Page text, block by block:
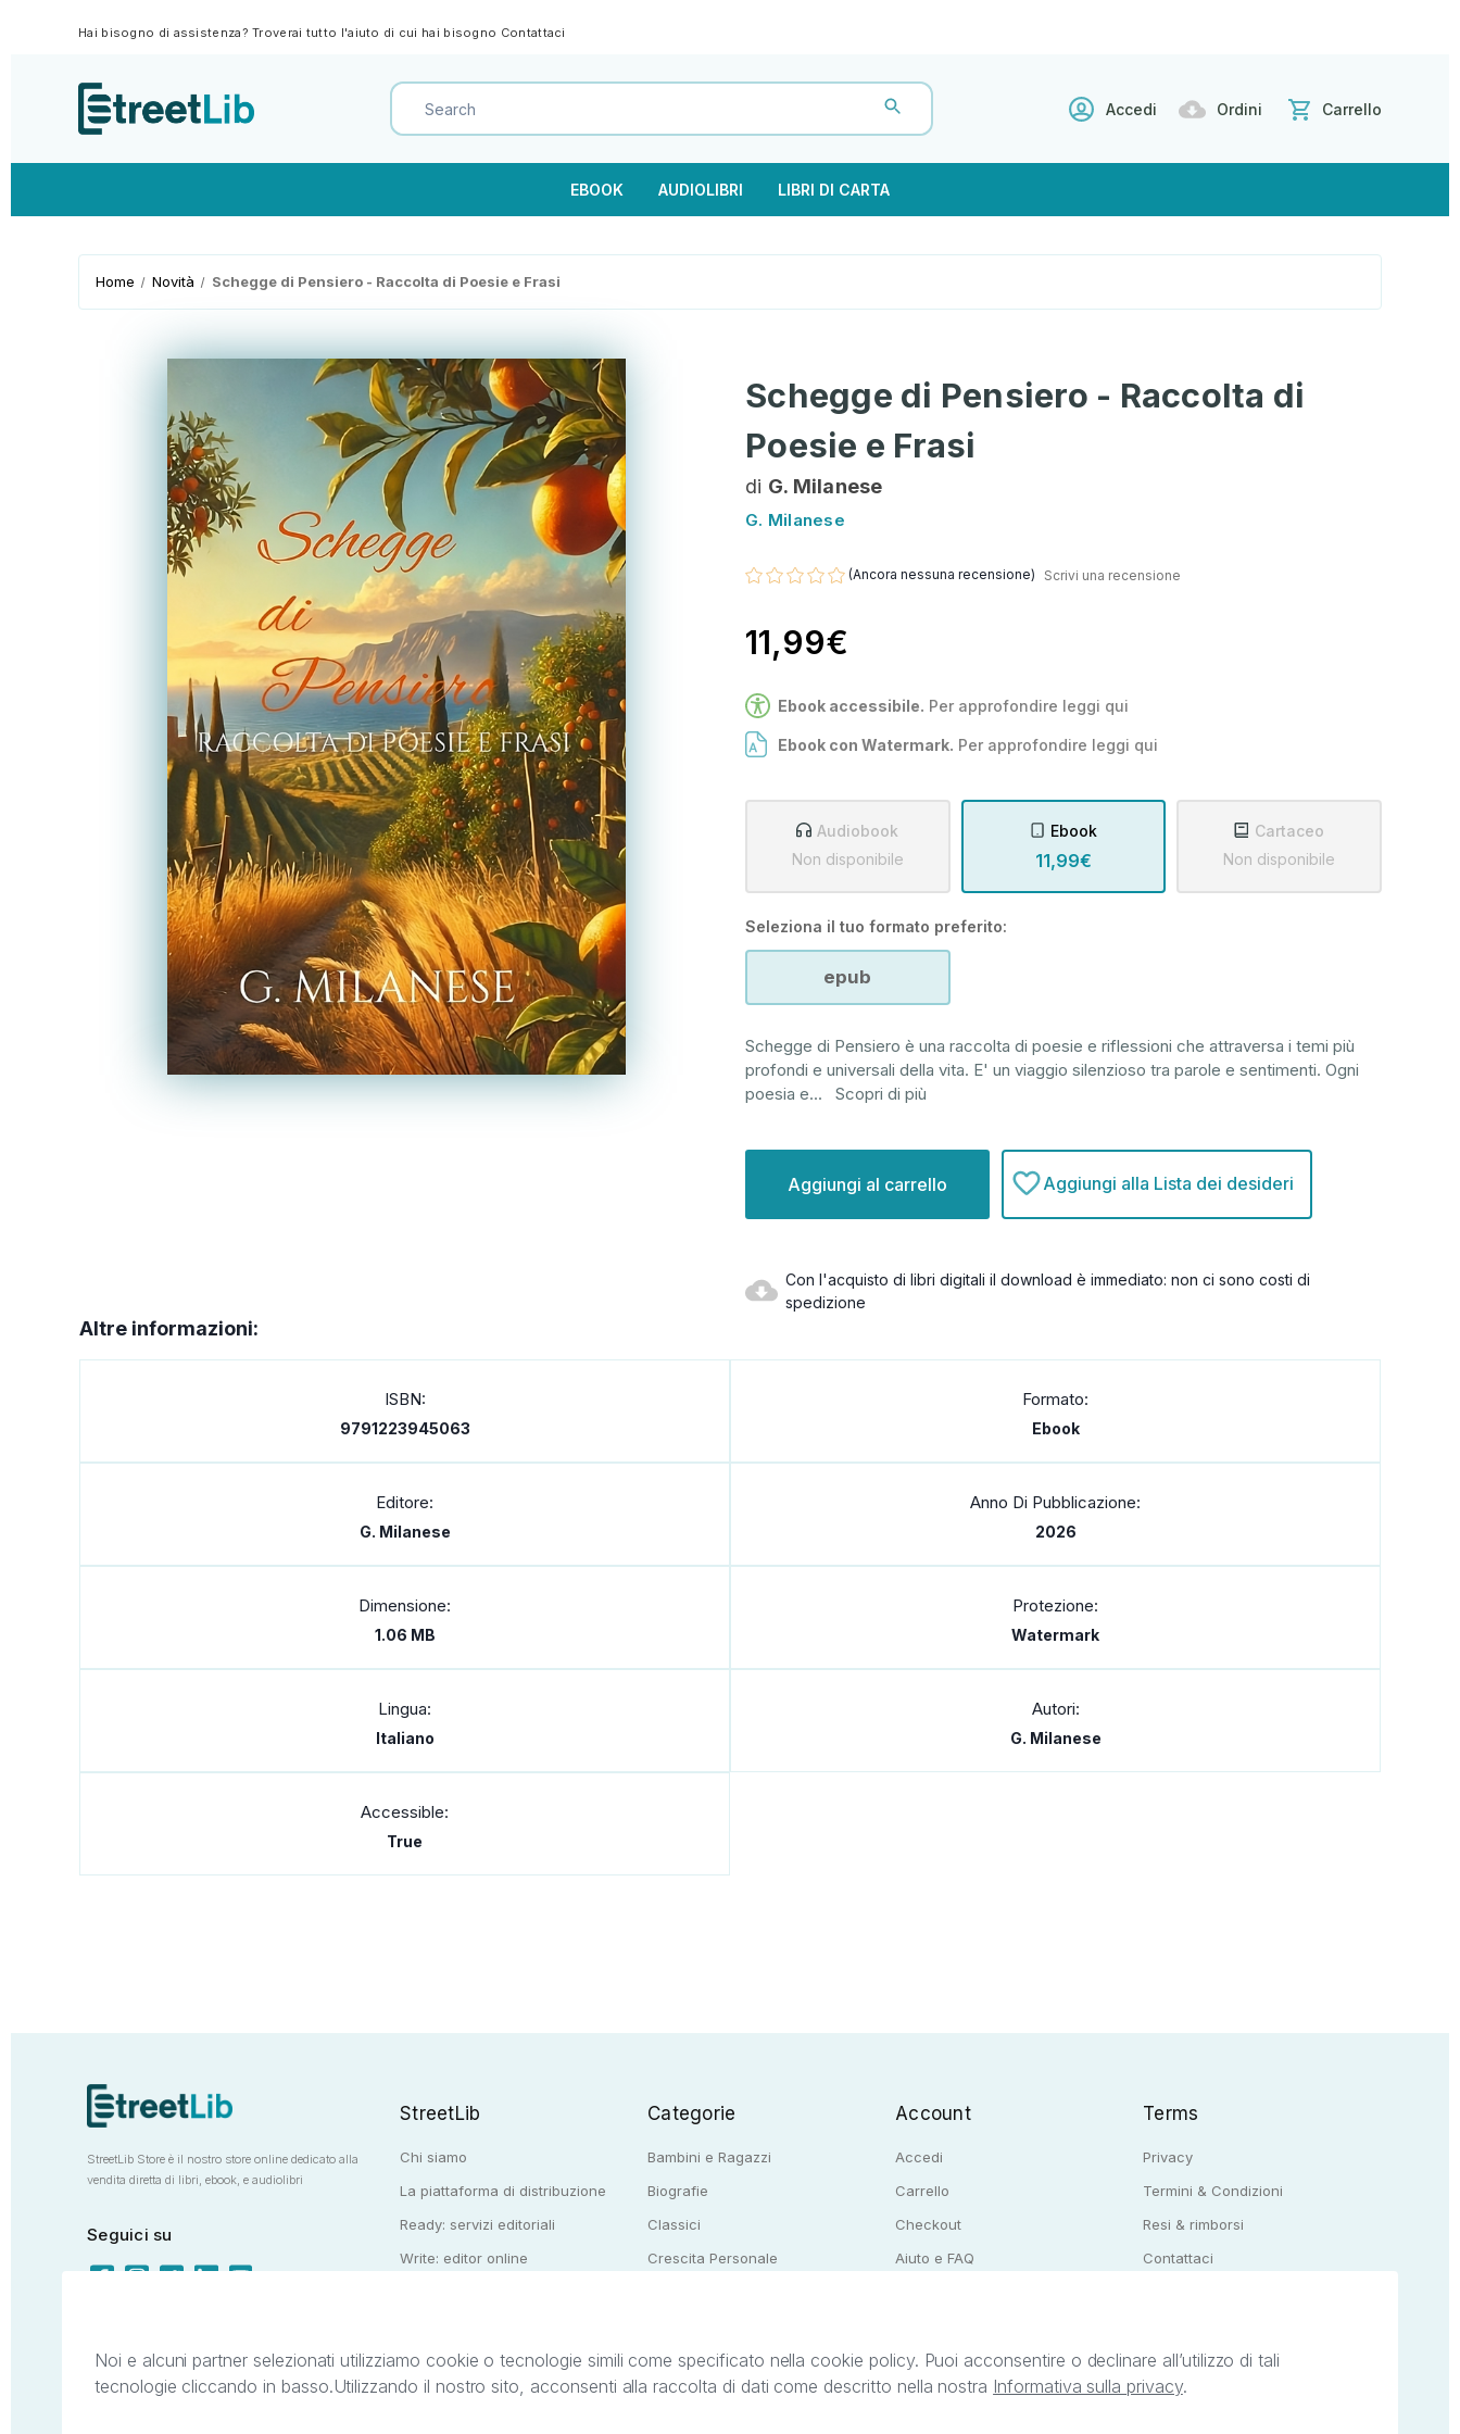
Hai bisogno di assistenza? Troverai tutto l'aiuto di cui hai bisogno Contattaci
Accedi Ordini Carrello
EBOOK AUDIOLIBRI LIBRI DI CARTA
Home Novità Schegge di Pensiero - Raccolta di Poesie e Frasi
Schegge di Pensiero - Raccolta di
Poesie e Frasi
di G. Milanese
G. Milanese
(Ancora nessuna recensione) Scrivi una recensione
11,99€
Ebook con Watermark. Per approfondire leggi qui
Ebook accessibile. Per approfondire leggi qui
Audiobook
Non disponibile
Ebook
11,99€
Cartaceo
Non disponibile
Seleziona il tuo formato preferito:
epub
Schegge di Pensiero è una raccolta di poesie e riflessioni che attraversa i temi più
profondi e universali della vita. E' un viaggio silenzioso tra parole e sentimenti. Ogni
poesia e... Scopri di più
attuale:
Aggiungi alla Lista dei desideri
Con l'acquisto di libri digitali il download è immediato: non ci sono costi di
spedizione
Altre informazioni:
ISBN:
9791223945063
Formato:
Ebook
Editore:
G. Milanese
Anno Di Pubblicazione:
2026
Dimensione:
1.06 MB
Protezione:
Watermark
Lingua:
Italiano
Autori:
G. Milanese
Accessible:
True
StreetLib Store è il nostro store online dedicato alla
vendita diretta di libri, ebook, e audiolibri
Seguici su
StreetLib
Chi siamo
La piattaforma di distribuzione
Ready: servizi editoriali
Write: editor online
Categorie
Bambini e Ragazzi
Biografie
Classici
Crescita Personale
Account
Accedi
Carrello
Checkout
Aiuto e FAQ
Terms
Privacy
Termini & Condizioni
Resi & rimborsi
Contattaci
Il presente sito web è di proprietà di StreetLib S.r.l. C.F. e P.IVA 05338720963. StreetLib S.r.l. è titolare di tutti i diritti di proprietà intellettuale afferenti ai marchi, loghi e
Noi e alcuni partner selezionati utilizziamo cookie o tecnologie simili come specificato nella cookie policy. Puoi acconsentire o declinare all’utilizzo di tali
tecnologie cliccando in basso.Utilizzando il nostro sito, acconsenti alla raccolta di dati come descritto nella nostra Informativa sulla privacy.